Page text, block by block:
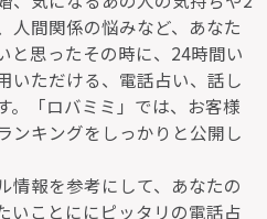
人間関係の悩みなど、あなた
と思ったその時に、24時間い
いただける、電話占い、話し
。「ロバミミ」では、お客様
ンキングをしっかりと公開し
情報を参考にして、あなたの
いことににピッタリの電話占